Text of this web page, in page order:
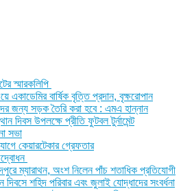
স্মারকলিপি
বার্ষিক বৃত্তি প্রদান, বৃক্ষরোপান
জন্য সড়ক তৈরি করা হবে : এমএ হান্নান
দিবস উপলক্ষে প্রীতি ফুটবল টুর্নামেন্ট
সভা
কেয়ারটেকার গ্রেফতার
ম্যারাথন, অংশ নিলেন পাঁচ শতাধিক প্রতিযোগী
শহিদ পরিবার এবং জুলাই যোদ্ধাদের সংবর্ধনা